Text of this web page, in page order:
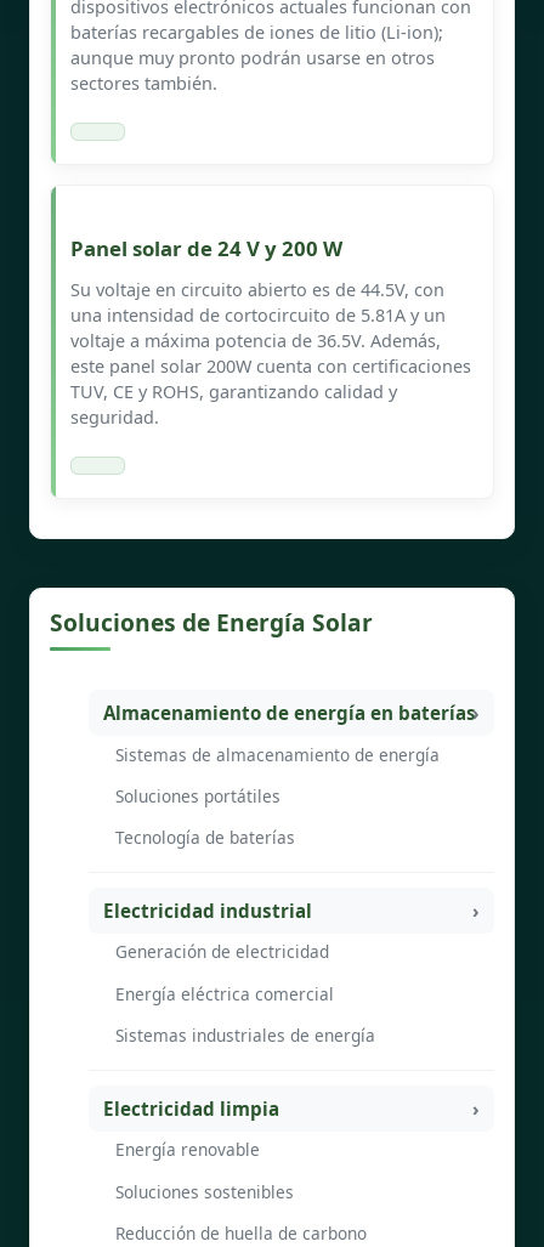
dispositivos electrónicos actuales funcionan con
baterías recargables de iones de litio (Li-ion);
aunque muy pronto podrán usarse en otros
sectores también.
Panel solar de 24 V y 200 W
Su voltaje en circuito abierto es de 44.5V, con
una intensidad de cortocircuito de 5.81A y un
voltaje a máxima potencia de 36.5V. Además,
este panel solar 200W cuenta con certificaciones
TUV, CE y ROHS, garantizando calidad y
seguridad.
Soluciones de Energía Solar
Almacenamiento de energía en baterías
Sistemas de almacenamiento de energía
Soluciones portátiles
Tecnología de baterías
Electricidad industrial
Generación de electricidad
Energía eléctrica comercial
Sistemas industriales de energía
Electricidad limpia
Energía renovable
Soluciones sostenibles
Reducción de huella de carbono